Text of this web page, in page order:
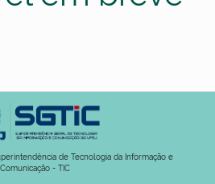
de Tecnologia da Informação e
Comunicação - TIC